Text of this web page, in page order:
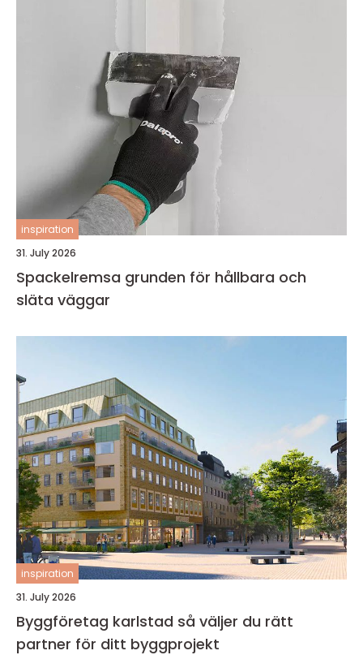
inspiration
31. July 2026
Spackelremsa grunden för hållbara och
släta väggar
inspiration
31. July 2026
Byggföretag karlstad så väljer du rätt
partner för ditt byggprojekt